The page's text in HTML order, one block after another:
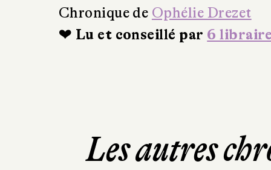
Chronique de Ophélie Drezet
❤ Lu et conseillé par 6
Les autres